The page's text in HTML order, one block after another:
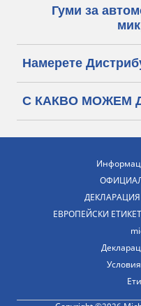
Гуми за
Намерете
С КАКВО МОЖЕМ
ЕВРОПЕЙСКИ